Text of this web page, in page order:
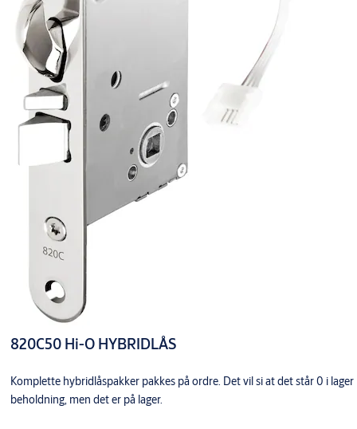
820C50 Hi-O HYBRIDLÅS
Komplette hybridlåspakker pakkes på ordre. Det vil si at det står 0 i lager
beholdning, men det er på lager.